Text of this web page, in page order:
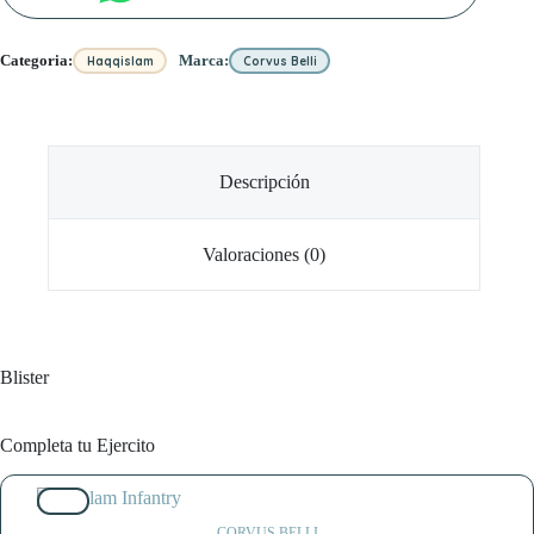
Categoria: Haqqislam Marca: Corvus Belli
Descripción
Valoraciones (0)
Blister
Completa tu Ejercito